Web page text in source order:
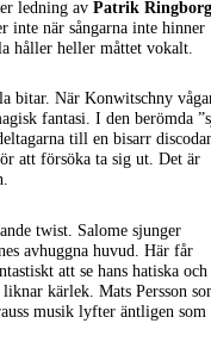
ledning av Patrik Ringborg
inte när sångarna inte hinner
håller heller måttet vokalt.
bitar. När Konwitschny
fantasi. I den berömda
till en bisarr
att försöka ta sig ut. Det är
twist. Salome sjunger
avhuggna huvud. Här får
att se hans hatiska och
kärlek. Mats Persson
musik lyfter äntligen som